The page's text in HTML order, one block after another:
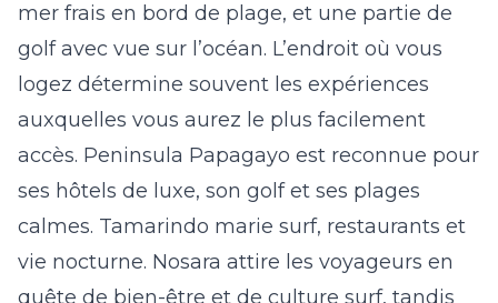
mer frais en bord de plage, et une partie de
golf avec vue sur l’océan. L’endroit où vous
logez détermine souvent les expériences
auxquelles vous aurez le plus facilement
accès. Peninsula Papagayo est reconnue pour
ses hôtels de luxe, son golf et ses plages
calmes. Tamarindo marie surf, restaurants et
vie nocturne. Nosara attire les voyageurs en
quête de bien-être et de culture surf, tandis